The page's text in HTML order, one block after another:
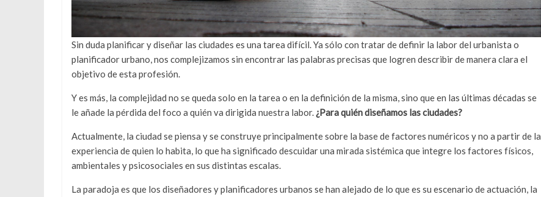
Sin duda planificar y diseñar las ciudades es una tarea difícil. Ya sólo con tratar de definir la labor del urbanista o
planificador urbano, nos complejizamos sin encontrar las palabras precisas que logren describir de manera clara el
objetivo de esta profesión.
Y es más, la complejidad no se queda solo en la tarea o en la definición de la misma, sino que en las últimas décadas se
le añade la pérdida del foco a quién va dirigida nuestra labor. ¿Para quién diseñamos las ciudades?
Actualmente, la ciudad se piensa y se construye principalmente sobre la base de factores numéricos y no a partir de la
experiencia de quien lo habita, lo que ha significado descuidar una mirada sistémica que integre los factores físicos,
ambientales y psicosociales en sus distintas escalas.
La paradoja es que los diseñadores y planificadores urbanos se han alejado de lo que es su escenario de actuación, la